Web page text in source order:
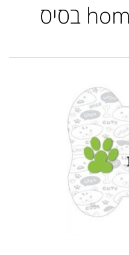
שטיחון מעוצב home בסיס